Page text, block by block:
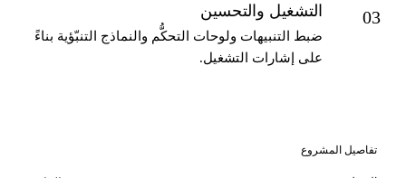
03 التشغيل والتحسين
ضبط التنبيهات ولوحات التحكُّم والنماذج التنبّؤية بناءً
على إشارات التشغيل.
تفاصيل المشروع